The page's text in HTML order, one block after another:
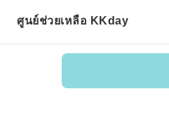
ศูนย์ช่วยเหลือ KKday
รหัสสินค้า: